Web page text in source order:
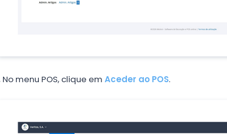
No menu POS, clique emAceder ao POS.